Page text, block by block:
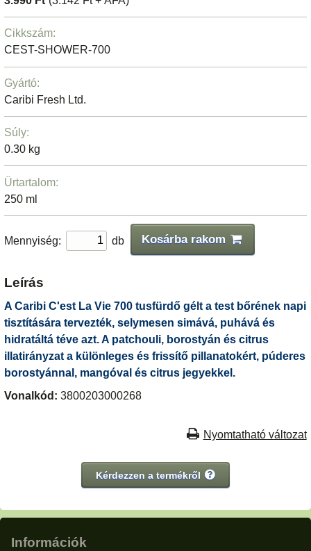
Cikkszám:
CEST-SHOWER-700
Gyártó:
Caribi Fresh Ltd.
Súly:
0.30 kg
Ürtartalom:
250 ml
Mennyiség: db Kosárba rakom
Leírás
A Caribi C'est La Vie 700 tusfürdő gélt a test bőrének napi
tisztítására tervezték, selymesen simává, puhává és
hidratáltá téve azt. A patchouli, borostyán és citrus
illatirányzat a különleges és frissítő pillanatokért, púderes
borostyánnal, mangóval és citrus jegyekkel.
Vonalkód:3800203000268
Nyomtatható változat
Kérdezzen a termékről
Információk